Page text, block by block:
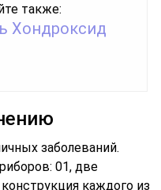
также:
Хондроксид
заболеваний.
01, две
каждого из